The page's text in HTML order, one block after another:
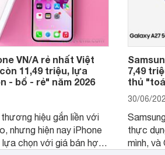
VN/A rẻ nhất Việt
11,49 triệu, lựa
- bổ - rẻ" năm 2026
hiệu gắn liền với
nhưng hiện nay iPhone
lựa chọn với giá bán hợp
7,49
thủ
30/06/
thực
mình, và